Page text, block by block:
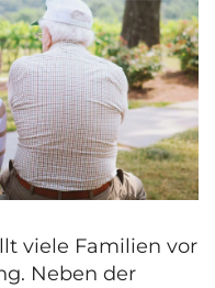
viele Familien vor
Neben der